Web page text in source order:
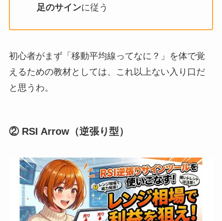
足のサインに従う
初心者がまず「移動平均線ってなに？」を体で覚
えるための教材としては、これ以上ない入り口だ
と思うわ。
② RSI Arrow（逆張り型）